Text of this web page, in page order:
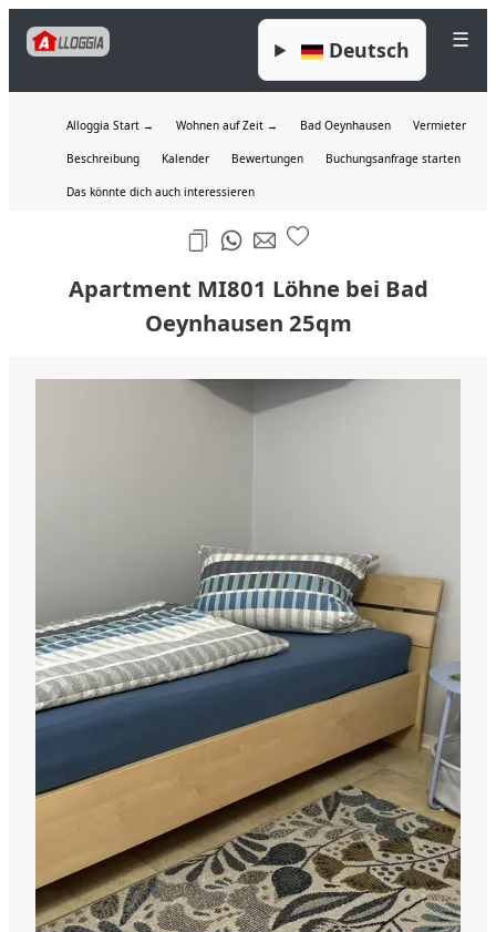
☰
Deutsch
Alloggia Start → Wohnen auf Zeit → Bad Oeynhausen Vermieter
Beschreibung Kalender Bewertungen Buchungsanfrage starten
Das könnte dich auch interessieren
Apartment MI801 Löhne bei Bad
Oeynhausen 25qm